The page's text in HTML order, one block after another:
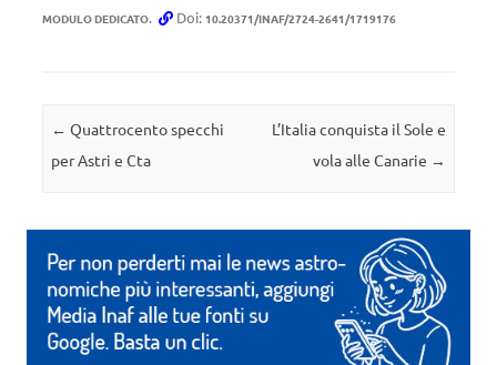
MODULO DEDICATO. Doi: 10.20371/INAF/2724-2641/1719176
Navigazione articolo
← Quattrocento specchi
per Astri e Cta
L’Italia conquista il Sole e
vola alle Canarie →